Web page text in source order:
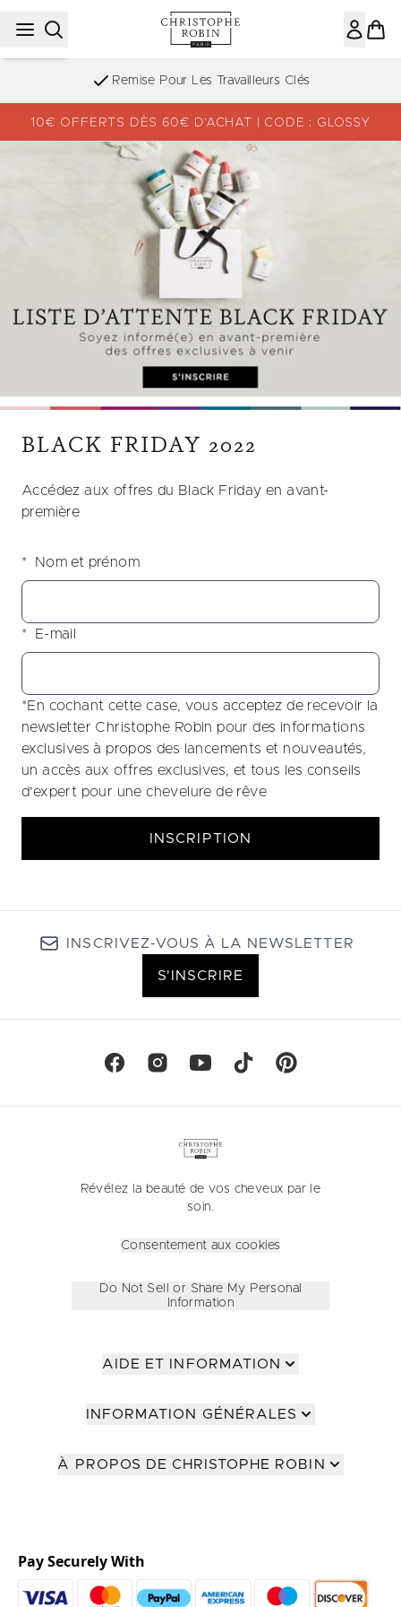
Passer au contenu principal
Remise Pour Les Travailleurs Clés
10€ OFFERTS DÈS 60€ D’ACHAT | CODE : GLOSSY
BLACK FRIDAY 2022
Accédez aux offres du Black Friday en avant-
première
Nom et prénom
E-mail
*En cochant cette case, vous acceptez de recevoir la
newsletter Christophe Robin pour des informations
exclusives à propos des lancements et nouveautés,
un accès aux offres exclusives, et tous les conseils
d'expert pour une chevelure de rêve
INSCRIPTION
INSCRIVEZ-VOUS À LA NEWSLETTER
S'INSCRIRE
Révélez la beauté de vos cheveux par le
soin.
Consentement aux cookies
Do Not Sell or Share My Personal
Information
AIDE ET INFORMATION
INFORMATION GÉNÉRALES
À PROPOS DE CHRISTOPHE ROBIN
Pay Securely With